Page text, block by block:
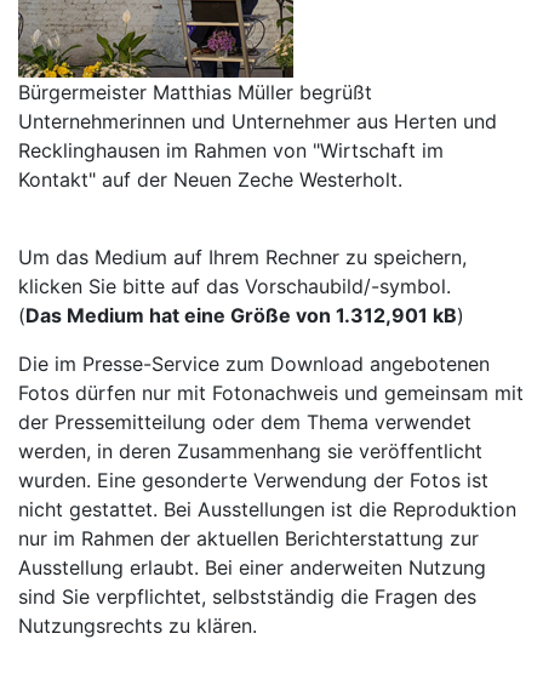
Bürgermeister Matthias Müller begrüßt
Unternehmerinnen und Unternehmer aus Herten und
Recklinghausen im Rahmen von "Wirtschaft im
Kontakt" auf der Neuen Zeche Westerholt.
Um das Medium auf Ihrem Rechner zu speichern,
klicken Sie bitte auf das Vorschaubild/-symbol.
(Das Medium hat eine Größe von 1.312,901 kB)
Die im Presse-Service zum Download angebotenen
Fotos dürfen nur mit Fotonachweis und gemeinsam mit
der Pressemitteilung oder dem Thema verwendet
werden, in deren Zusammenhang sie veröffentlicht
wurden. Eine gesonderte Verwendung der Fotos ist
nicht gestattet. Bei Ausstellungen ist die Reproduktion
nur im Rahmen der aktuellen Berichterstattung zur
Ausstellung erlaubt. Bei einer anderweiten Nutzung
sind Sie verpflichtet, selbstständig die Fragen des
Nutzungsrechts zu klären.